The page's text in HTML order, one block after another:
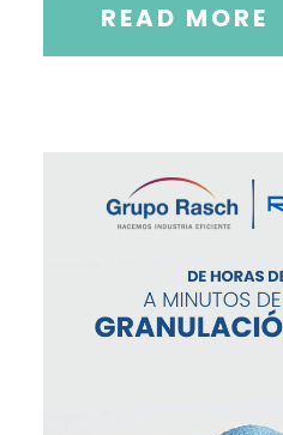
READ MORE